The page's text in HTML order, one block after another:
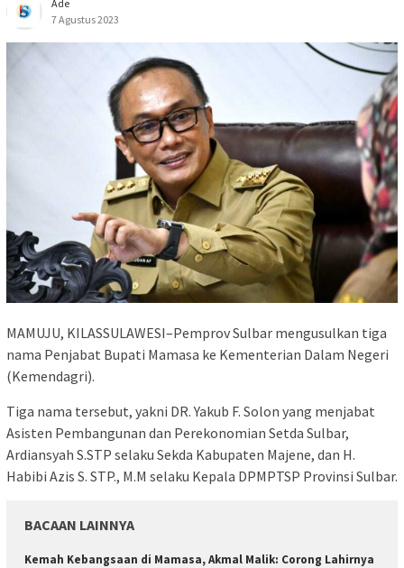
Ade
7 Agustus 2023
MAMUJU, KILASSULAWESI–Pemprov Sulbar mengusulkan tiga
nama Penjabat Bupati Mamasa ke Kementerian Dalam Negeri
(Kemendagri).
Tiga nama tersebut, yakni DR. Yakub F. Solon yang menjabat
Asisten Pembangunan dan Perekonomian Setda Sulbar,
Ardiansyah S.STP selaku Sekda Kabupaten Majene, dan H.
Habibi Azis S. STP., M.M selaku Kepala DPMPTSP Provinsi Sulbar.
BACAAN LAINNYA
Kemah Kebangsaan di Mamasa, Akmal Malik: Corong Lahirnya